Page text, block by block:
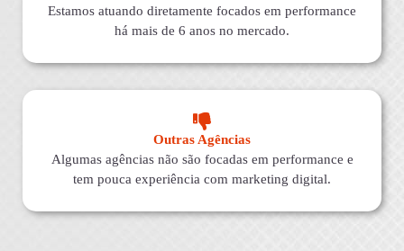
Estamos atuando diretamente focados em performance
há mais de 6 anos no mercado.
Outras Agências
Algumas agências não são focadas em performance e
tem pouca experiência com marketing digital.